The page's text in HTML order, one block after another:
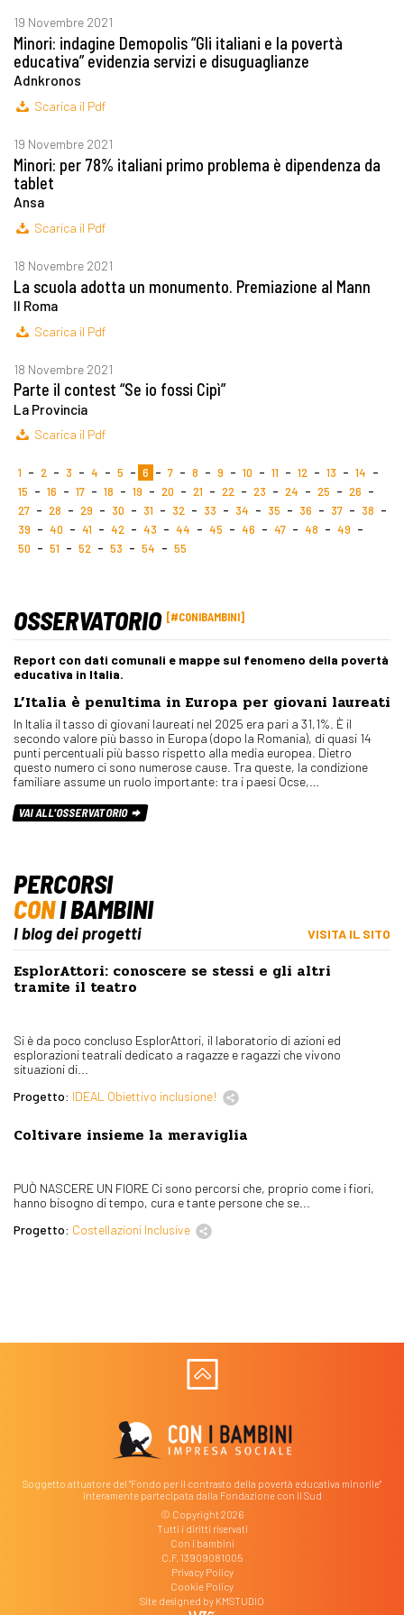
19 Novembre 2021
Minori: indagine Demopolis “Gli italiani e la povertà
educativa” evidenzia servizi e disuguaglianze
Adnkronos
Scarica il Pdf
19 Novembre 2021
Minori: per 78% italiani primo problema è dipendenza da
tablet
Ansa
Scarica il Pdf
18 Novembre 2021
La scuola adotta un monumento. Premiazione al Mann
Il Roma
Scarica il Pdf
18 Novembre 2021
Parte il contest “Se io fossi Cipì”
La Provincia
Scarica il Pdf
1 2 3 4 5 6 7 8 9 10 11 12 13
14
15
16 17 18 19 20 21 22 23 24 25
26
27
28 29 30 31 32 33 34 35 36 37
38
39
40 41 42 43 44 45 46 47 48
49
50
51 52 53 54 55
OSSERVATORIO #CONIBAMBINI
Report con dati comunali e mappe sul fenomeno della povertà
educativa in Italia.
L’Italia è penultima in Europa per giovani laureati
In Italia il tasso di giovani laureati nel 2025 era pari a 31,1%. È il
secondo valore più basso in Europa (dopo la Romania), di quasi 14
punti percentuali più basso rispetto alla media europea. Dietro
questo numero ci sono numerose cause. Tra queste, la condizione
familiare assume un ruolo importante: tra i paesi Ocse,…
VAI ALL'OSSERVATORIO
PERCORSI
CONI BAMBINI
I blog dei progetti VISITA IL SITO
EsplorAttori: conoscere se stessi e gli altri
tramite il teatro
Si è da poco concluso EsplorAttori, il laboratorio di azioni ed
esplorazioni teatrali dedicato a ragazze e ragazzi che vivono
situazioni di...
Progetto: IDEAL Obiettivo inclusione!
Coltivare insieme la meraviglia
PUÒ NASCERE UN FIORE Ci sono percorsi che, proprio come i fiori,
hanno bisogno di tempo, cura e tante persone che se...
Progetto: Costellazioni Inclusive
Soggetto attuatore del "Fondo per il contrasto della povertà educativa minorile"
interamente partecipata dalla Fondazione con il Sud
© Copyright 2026
Tutti i diritti riservati
Con i bambini
C.F. 13909081005
Privacy Policy
Cookie Policy
Site designed by KMSTUDIO